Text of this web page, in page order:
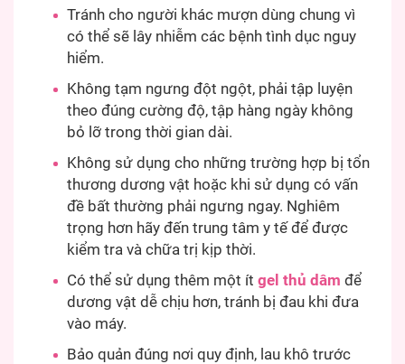
Tránh cho người khác mượn dùng chung vì
có thể sẽ lây nhiễm các bệnh tình dục nguy
hiểm.
Không tạm ngưng đột ngột, phải tập luyện
theo đúng cường độ, tập hàng ngày không
bỏ lỡ trong thời gian dài.
Không sử dụng cho những trường hợp bị tổn
thương dương vật hoặc khi sử dụng có vấn
đề bất thường phải ngưng ngay. Nghiêm
trọng hơn hãy đến trung tâm y tế để được
kiểm tra và chữa trị kịp thời.
Có thể sử dụng thêm một ít gel thủ dâm để
dương vật dễ chịu hơn, tránh bị đau khi đưa
vào máy.
Bảo quản đúng nơi quy định, lau khô trước